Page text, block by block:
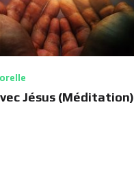
Jésus (Méditation)